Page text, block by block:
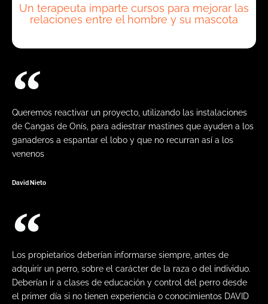
Un terapeuta imparte cursos para mejorar las
relaciones entre el hombre y su mascota
Queremos reactivar un proyecto, utilizando las instalaciones
de Cangas de Onís, para adiestrar mastines que ayuden a los
ganaderos a espantar el lobo y que no recurran así a los
venenos
David Nieto
Los propietarios deberían informarse siempre, antes de
adquirir un perro, sobre el carácter de la raza o del individuo.
Deberían ir a clases de educación y control del perro desde
el primer día si no tienen experiencia o conocimientos DAVID